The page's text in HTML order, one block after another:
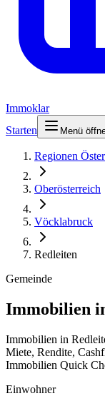
Immoklar
Starten
Menü
Regionen
Oberösterreich
Vöcklabruck
Redleiten
Gemeinde
Immobilien
Immobilien in
Miete, Rendite,
Immobilien Quick
Einwohner